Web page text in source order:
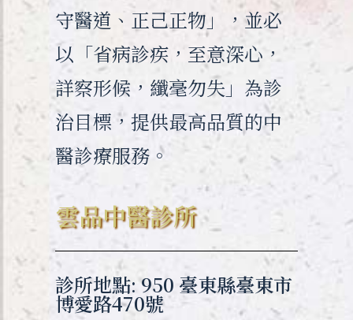
守醫道、正己正物」，並必
以「省病診疾，至意深心，
詳察形候，纖毫勿失」為診
治目標，提供最高品質的中
醫診療服務。
雲品中醫診所
診所地點: 950 臺東縣臺東市
博愛路470號